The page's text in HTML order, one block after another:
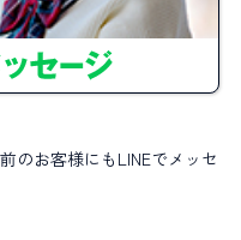
のお客様にもLINEでメッセ